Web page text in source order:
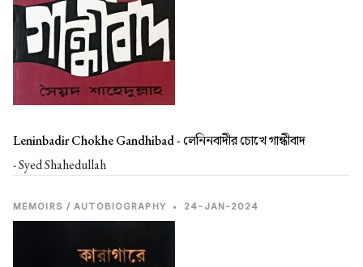
Leninbadir Chokhe Gandhibad -লেনিনবাদীর চোখে গান্ধীবাদ
- Syed Shahedullah
MEMOIRS / AUTOBIOGRAPHY • 24-JAN-2024